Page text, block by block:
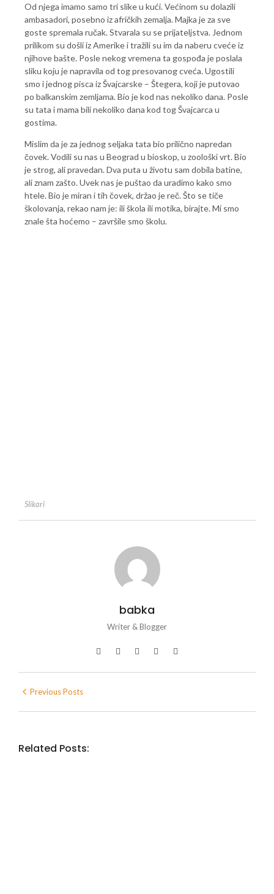
Od njega imamo samo tri slike u kući. Većinom su dolazili
ambasadori, posebno iz afričkih zemalja. Majka je za sve
goste spremala ručak. Stvarala su se prijateljstva. Jednom
prilikom su došli iz Amerike i tražili su im da naberu cveće iz
njihove bašte. Posle nekog vremena ta gospođa je poslala
sliku koju je napravila od tog presovanog cveća. Ugostili
smo i jednog pisca iz Švajcarske – Štegera, koji je putovao
po balkanskim zemljama. Bio je kod nas nekoliko dana. Posle
su tata i mama bili nekoliko dana kod tog Švajcarca u
gostima.
Mislim da je za jednog seljaka tata bio prilično napredan
čovek. Vodili su nas u Beograd u bioskop, u zoološki vrt. Bio
je strog, ali pravedan. Dva puta u životu sam dobila batine,
ali znam zašto. Uvek nas je puštao da uradimo kako smo
htele. Bio je miran i tih čovek, držao je reč. Što se tiče
školovanja, rekao nam je: ili škola ili motika, birajte. Mi smo
znale šta hoćemo – završile smo školu.
Slikari
babka
Writer & Blogger
Previous Posts
Related Posts: